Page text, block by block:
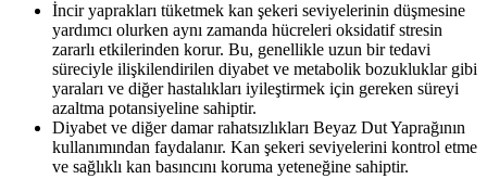
İncir yaprakları tüketmek kan şekeri seviyelerinin düşmesine
yardımcı olurken aynı zamanda hücreleri oksidatif stresin
zararlı etkilerinden korur. Bu, genellikle uzun bir tedavi
süreciyle ilişkilendirilen diyabet ve metabolik bozukluklar gibi
yaraları ve diğer hastalıkları iyileştirmek için gereken süreyi
azaltma potansiyeline sahiptir.
Diyabet ve diğer damar rahatsızlıkları Beyaz Dut Yaprağının
kullanımından faydalanır. Kan şekeri seviyelerini kontrol etme
ve sağlıklı kan basıncını koruma yeteneğine sahiptir.